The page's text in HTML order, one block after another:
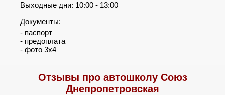
Выходные дни: 10:00 - 13:00
Документы:
- паспорт
- предоплата
- фото 3х4
Отзывы про автошколу Союз
Днепропетровская